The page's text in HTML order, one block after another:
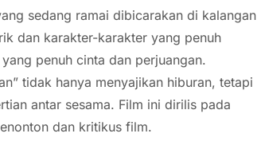
sedang ramai dibicarakan di kalangan
dan karakter-karakter yang penuh
penuh cinta dan perjuangan.
tidak hanya menyajikan hiburan, tetapi
antar sesama. Film ini dirilis pada
dan kritikus film.